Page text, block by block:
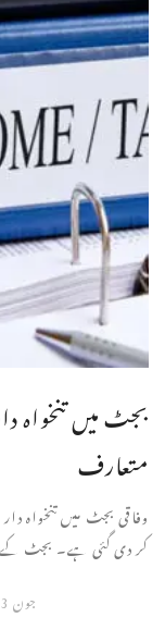
بجٹ میں تنخواہ
متعارف
وفاقی بجٹ میں تنخواہ
کر دی گئی ہے۔ بجٹ
جون 13, 2026